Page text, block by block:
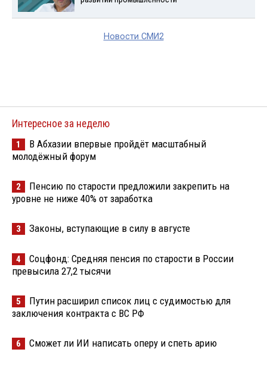
Новости СМИ2
Интересное за неделю
1
В Абхазии впервые пройдёт масштабный
молодёжный форум
2
Пенсию по старости предложили закрепить на
уровне не ниже 40% от заработка
3 Законы, вступающие в силу в августе
4
Соцфонд: Средняя пенсия по старости в России
превысила 27,2 тысячи
5
Путин расширил список лиц с судимостью для
заключения контракта с ВС РФ
6 Сможет ли ИИ написать оперу и спеть арию